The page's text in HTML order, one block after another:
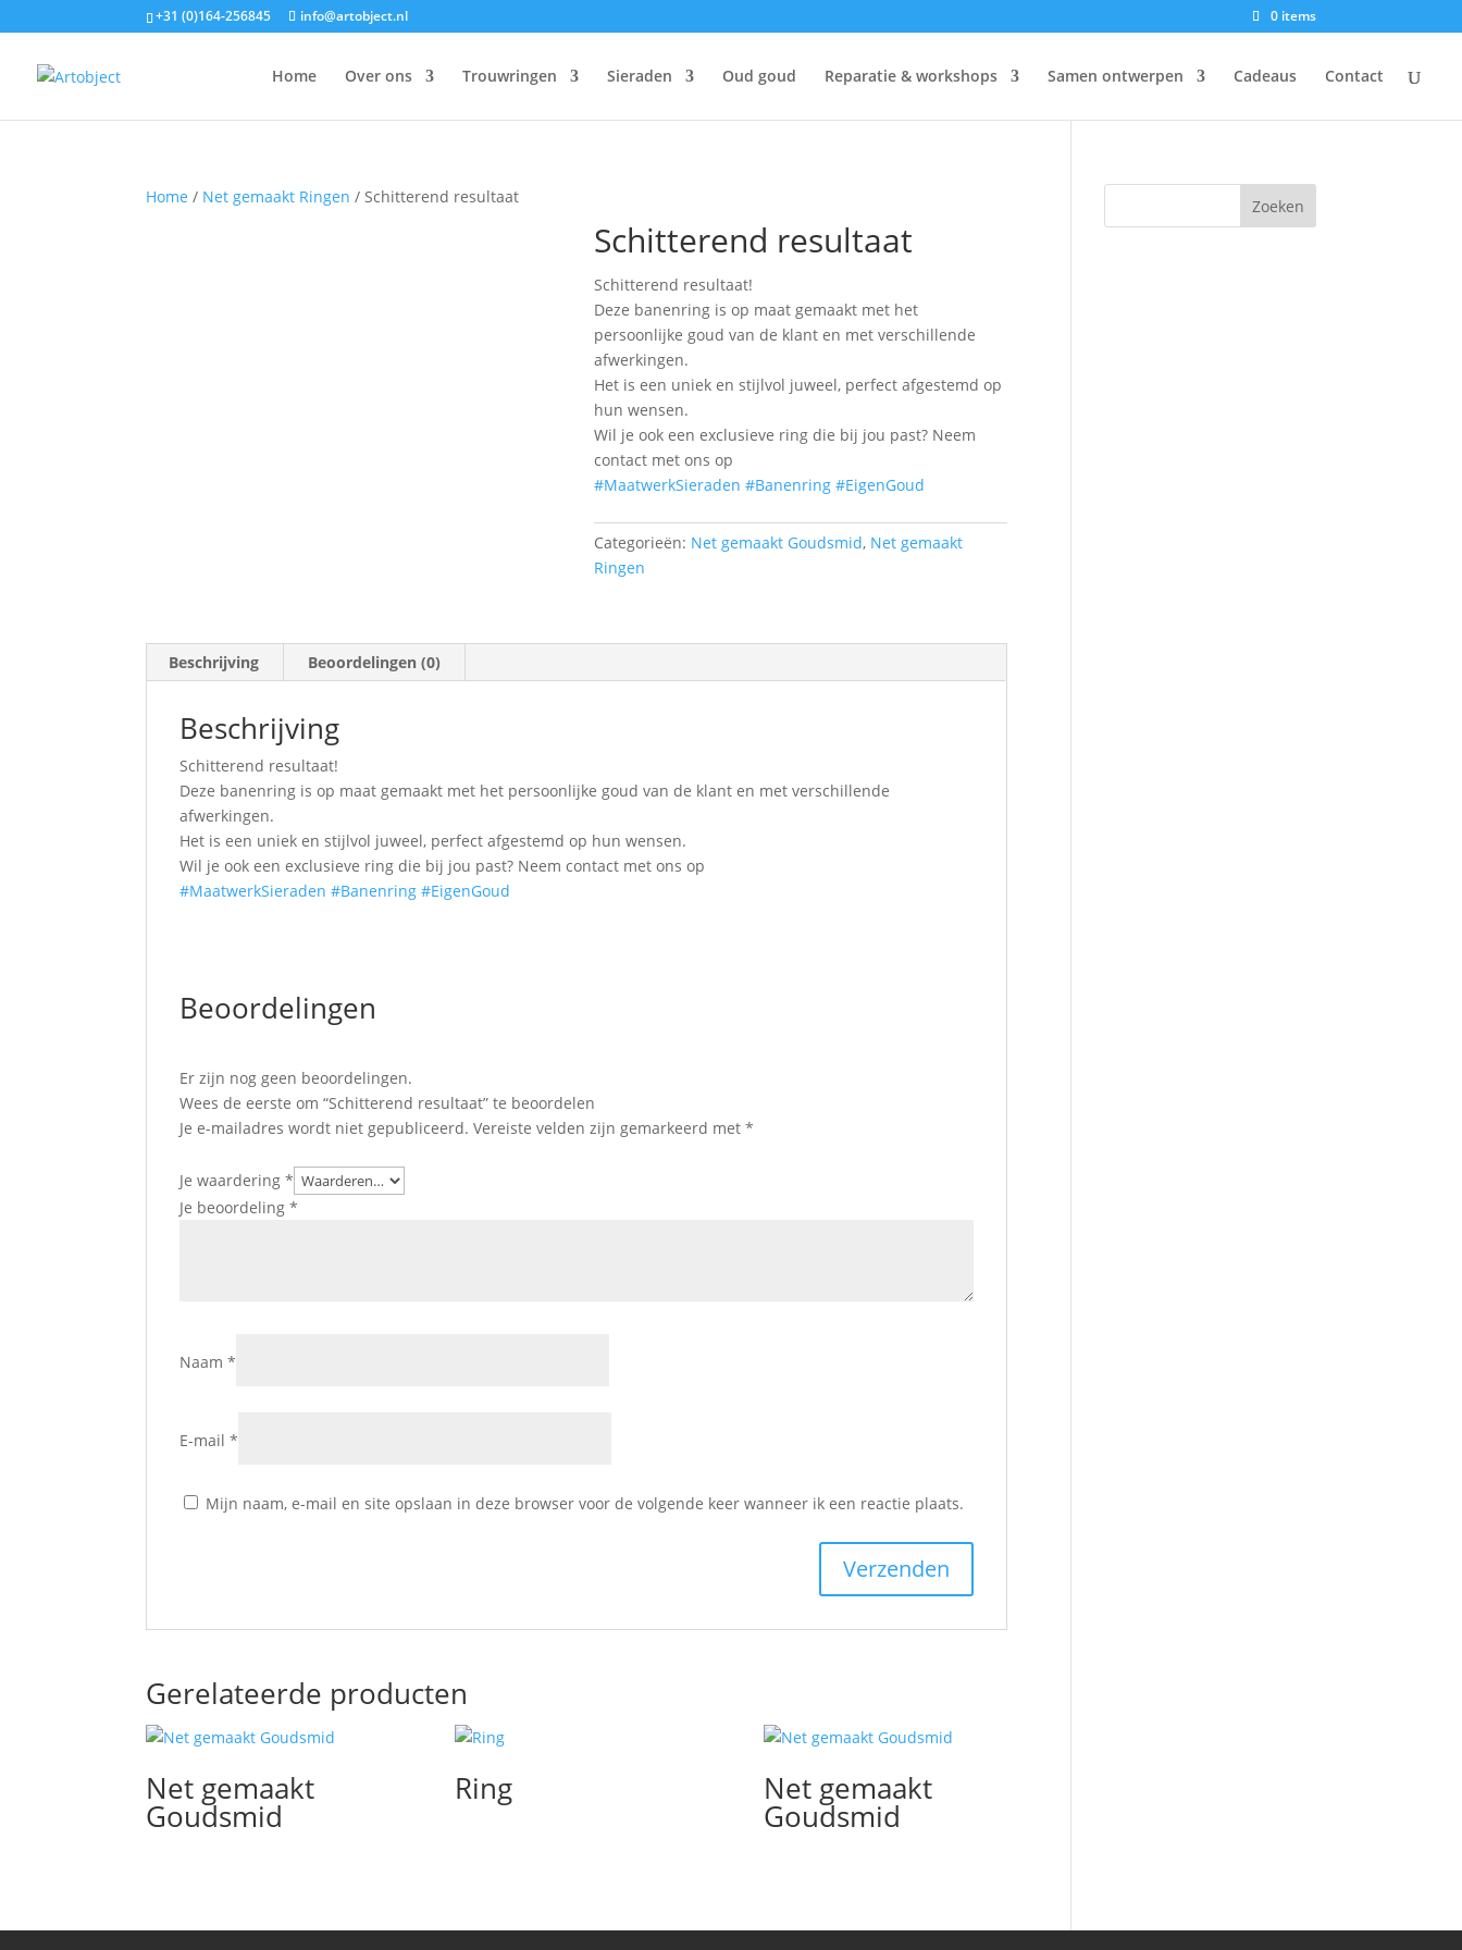
+31 (0)164-256845 info@artobject.nl 0 items
Home Over ons Trouwringen Sieraden Oud goud Reparatie & workshops Samen ontwerpen Cadeaus Contact
Home / Net gemaakt Ringen / Schitterend resultaat
Schitterend resultaat
Schitterend resultaat!
Deze banenring is op maat gemaakt met het
persoonlijke goud van de klant en met verschillende
afwerkingen.
Het is een uniek en stijlvol juweel, perfect afgestemd op
hun wensen.
Wil je ook een exclusieve ring die bij jou past? Neem
contact met ons op
#MaatwerkSieraden #Banenring #EigenGoud
Categorieën: Net gemaakt Goudsmid, Net gemaakt
Ringen
Beschrijving Beoordelingen (0)
Beschrijving
Schitterend resultaat!
Deze banenring is op maat gemaakt met het persoonlijke goud van de klant en met verschillende
afwerkingen.
Het is een uniek en stijlvol juweel, perfect afgestemd op hun wensen.
Wil je ook een exclusieve ring die bij jou past? Neem contact met ons op
#MaatwerkSieraden #Banenring #EigenGoud
Beoordelingen
Er zijn nog geen beoordelingen.
Wees de eerste om “Schitterend resultaat” te beoordelen
Je e-mailadres wordt niet gepubliceerd. Vereiste velden zijn gemarkeerd met*
Je waardering*
Je beoordeling*
Naam*
E-mail*
Mijn naam, e-mail en site opslaan in deze browser voor de volgende keer wanneer ik een reactie plaats.
Gerelateerde producten
Net gemaakt
Goudsmid
Ring Net gemaakt
Goudsmid